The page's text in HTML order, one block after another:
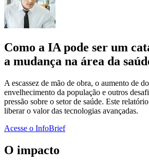
Como a IA pode ser um
a mudança na área da
A escassez de mão de obra, o aumento de
envelhecimento da população e outros
pressão sobre o setor de saúde. Este
liberar o valor das tecnologias avançadas.
Acesse o InfoBrief
O impacto